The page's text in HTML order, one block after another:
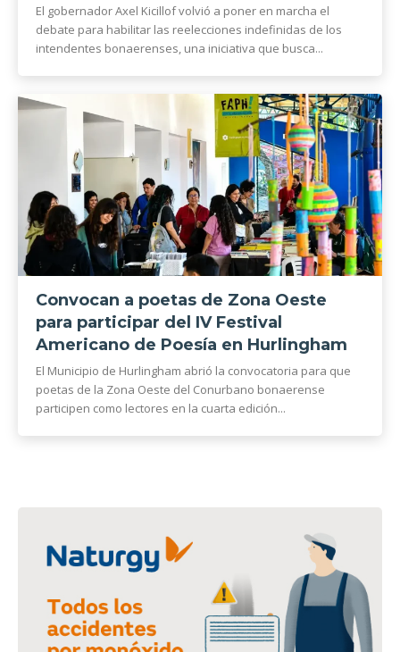
El gobernador Axel Kicillof volvió a poner en marcha el
debate para habilitar las reelecciones indefinidas de los
intendentes bonaerenses, una iniciativa que busca...
Convocan a poetas de Zona Oeste
para participar del IV Festival
Americano de Poesía en Hurlingham
El Municipio de Hurlingham abrió la convocatoria para que
poetas de la Zona Oeste del Conurbano bonaerense
participen como lectores en la cuarta edición...